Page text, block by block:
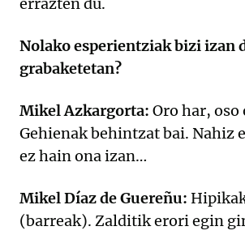
Nolako esperientziak bizi izan
grabaketetan?
Mikel Azkargorta: Oro har, oso
Gehienak behintzat bai. Nahiz
ez hain ona izan…
Mikel Díaz de Guereñu:
(barreak). Zalditik erori egin